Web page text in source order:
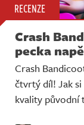
RECENZE
Crash
pecka
Crash
čtvrtý díl! Jak
kvality původní